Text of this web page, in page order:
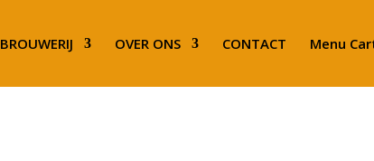
BROUWERIJ OVER ONS CONTACT Menu